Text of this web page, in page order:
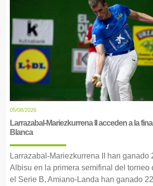
05/08/2026
Larrazabal-Mariezkurrena II acceden a la
Blanca
Larrazabal-Mariezkurrena II han ganado
Albisu en la primera semifinal del torneo
el Serie B, Amiano-Landa han ganado